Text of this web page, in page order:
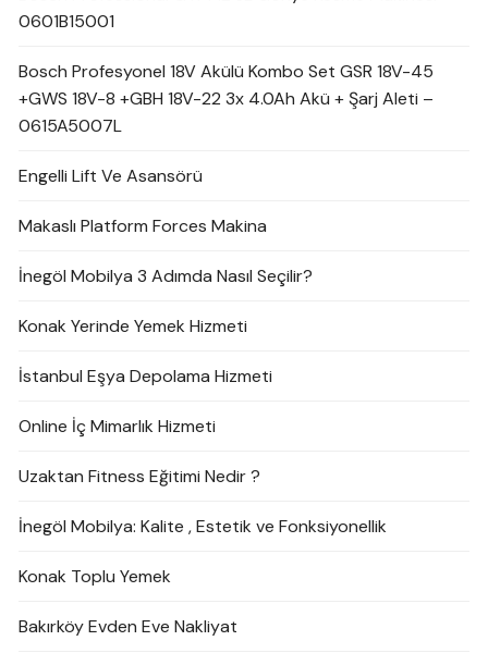
0601B15001
Bosch Profesyonel 18V Akülü Kombo Set GSR 18V-45
+GWS 18V-8 +GBH 18V-22 3x 4.0Ah Akü + Şarj Aleti –
0615A5007L
Engelli Lift Ve Asansörü
Makaslı Platform Forces Makina
İnegöl Mobilya 3 Adımda Nasıl Seçilir?
Konak Yerinde Yemek Hizmeti
İstanbul Eşya Depolama Hizmeti
Online İç Mimarlık Hizmeti
Uzaktan Fitness Eğitimi Nedir ?
İnegöl Mobilya: Kalite , Estetik ve Fonksiyonellik
Konak Toplu Yemek
Bakırköy Evden Eve Nakliyat